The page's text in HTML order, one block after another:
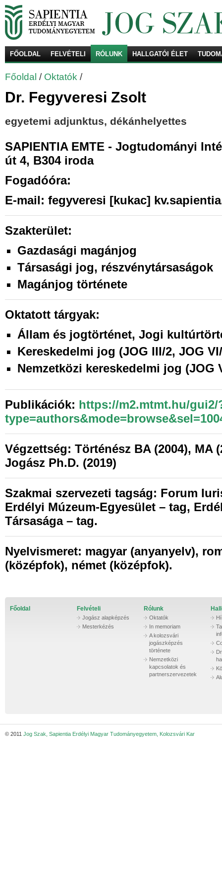
FŐOLDAL FELVÉTELI RÓLUNK HALLGATÓI ÉLET
Főoldal / Oktatók /
Dr. Fegyveresi Zsolt
egyetemi adjunktus, dékánhelyettes
SAPIENTIA EMTE - Jogtudományi
út 4, B304 iroda
Fogadóóra:
E-mail: fegyveresi [kukac]
Szakterület:
Gazdasági magánjog
Társasági jog, részvénytársaságok
Magánjog története
Oktatott tárgyak:
Állam és jogtörténet, Jogi
Kereskedelmi jog (JOG III/2, JOG
Nemzetközi kereskedelmi jog (JOG
Publikációk: https://m2.mtmt.hu/gui2/
Végzettség: Történész BA (2004), MA
Jogász Ph.D. (2019)
Szakmai szervezeti tagság: Forum
Erdélyi Múzeum-Egyesület – tag,
Társasága – tag.
Nyelvismeret: magyar (anyanyelv),
(középfok), német (középfok).
Főoldal Felvételi
Jogász alapképzés
Mesterkézés
Rólunk
Oktatók
In memoriam
A kolozsvári
jogászképzés
története
Nemzetközi
kapcsolatok és
partnerszervezetek
© 2011 Jog Szak, Sapientia Erdélyi Magyar Tudományegyetem, Kolozsvári Kar